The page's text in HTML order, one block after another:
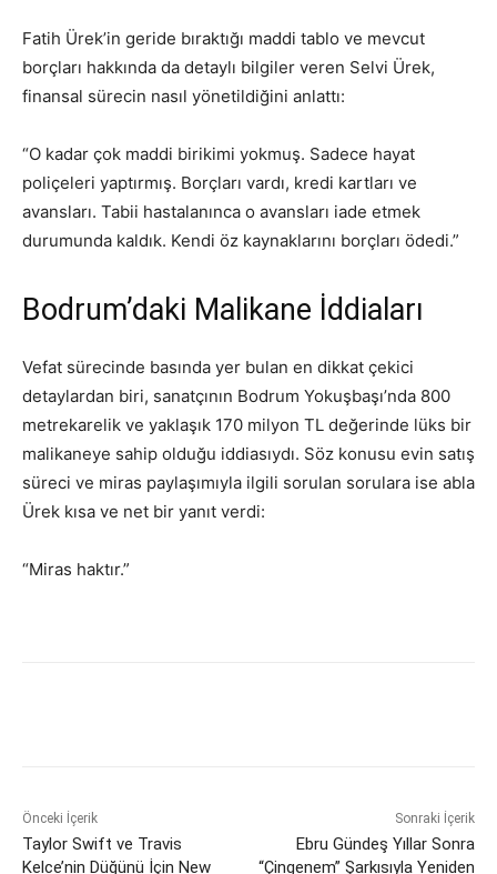
Fatih Ürek’in geride bıraktığı maddi tablo ve mevcut
borçları hakkında da detaylı bilgiler veren Selvi Ürek,
finansal sürecin nasıl yönetildiğini anlattı:
“O kadar çok maddi birikimi yokmuş. Sadece hayat
poliçeleri yaptırmış. Borçları vardı, kredi kartları ve
avansları. Tabii hastalanınca o avansları iade etmek
durumunda kaldık. Kendi öz kaynaklarını borçları ödedi.”
Bodrum’daki Malikane İddiaları
Vefat sürecinde basında yer bulan en dikkat çekici
detaylardan biri, sanatçının Bodrum Yokuşbaşı’nda 800
metrekarelik ve yaklaşık 170 milyon TL değerinde lüks bir
malikaneye sahip olduğu iddiasıydı. Söz konusu evin satış
süreci ve miras paylaşımıyla ilgili sorulan sorulara ise abla
Ürek kısa ve net bir yanıt verdi:
“Miras haktır.”
Önceki İçerik
Taylor Swift ve Travis
Kelce’nin Düğünü İçin New
Sonraki İçerik
Ebru Gündeş Yıllar Sonra
“Çingenem” Şarkısıyla Yeniden